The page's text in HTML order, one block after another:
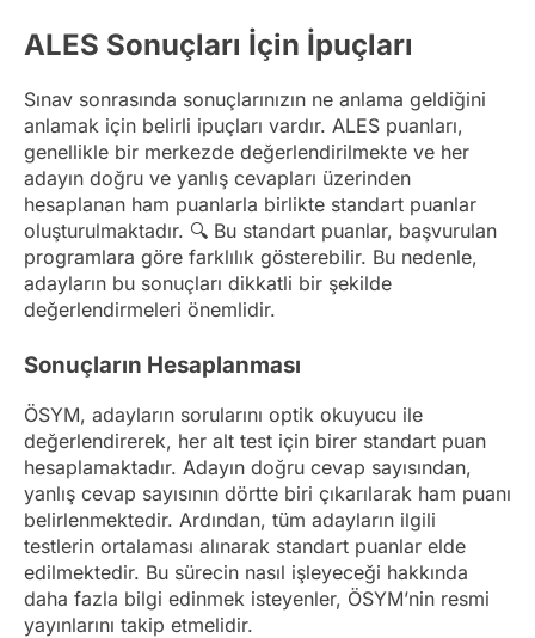
ALES Sonuçları İçin İpuçları
Sınav sonrasında sonuçlarınızın ne anlama geldiğini
anlamak için belirli ipuçları vardır. ALES puanları,
genellikle bir merkezde değerlendirilmekte ve her
adayın doğru ve yanlış cevapları üzerinden
hesaplanan ham puanlarla birlikte standart puanlar
oluşturulmaktadır. 🔍 Bu standart puanlar, başvurulan
programlara göre farklılık gösterebilir. Bu nedenle,
adayların bu sonuçları dikkatli bir şekilde
değerlendirmeleri önemlidir.
Sonuçların Hesaplanması
ÖSYM, adayların sorularını optik okuyucu ile
değerlendirerek, her alt test için birer standart puan
hesaplamaktadır. Adayın doğru cevap sayısından,
yanlış cevap sayısının dörtte biri çıkarılarak ham puanı
belirlenmektedir. Ardından, tüm adayların ilgili
testlerin ortalaması alınarak standart puanlar elde
edilmektedir. Bu sürecin nasıl işleyeceği hakkında
daha fazla bilgi edinmek isteyenler, ÖSYM’nin resmi
yayınlarını takip etmelidir.